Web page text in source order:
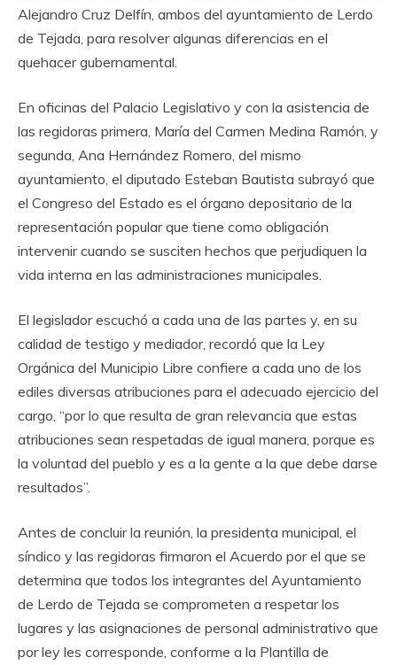
Alejandro Cruz Delfín, ambos del ayuntamiento de Lerdo
de Tejada, para resolver algunas diferencias en el
quehacer gubernamental.
En oficinas del Palacio Legislativo y con la asistencia de
las regidoras primera, María del Carmen Medina Ramón, y
segunda, Ana Hernández Romero, del mismo
ayuntamiento, el diputado Esteban Bautista subrayó que
el Congreso del Estado es el órgano depositario de la
representación popular que tiene como obligación
intervenir cuando se susciten hechos que perjudiquen la
vida interna en las administraciones municipales.
El legislador escuchó a cada una de las partes y, en su
calidad de testigo y mediador, recordó que la Ley
Orgánica del Municipio Libre confiere a cada uno de los
ediles diversas atribuciones para el adecuado ejercicio del
cargo, “por lo que resulta de gran relevancia que estas
atribuciones sean respetadas de igual manera, porque es
la voluntad del pueblo y es a la gente a la que debe darse
resultados”.
Antes de concluir la reunión, la presidenta municipal, el
síndico y las regidoras firmaron el Acuerdo por el que se
determina que todos los integrantes del Ayuntamiento
de Lerdo de Tejada se comprometen a respetar los
lugares y las asignaciones de personal administrativo que
por ley les corresponde, conforme a la Plantilla de